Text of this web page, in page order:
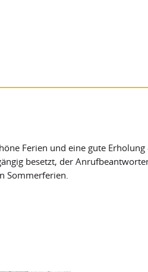
Ferien und eine gute
besetzt, der
Sommerferien.